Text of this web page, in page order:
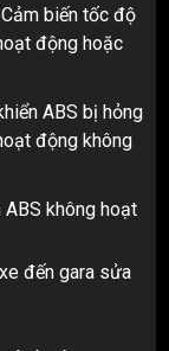
Cảm biến tốc độ
động hoặc
ABS bị hỏng
động không
không hoạt
đến gara sửa